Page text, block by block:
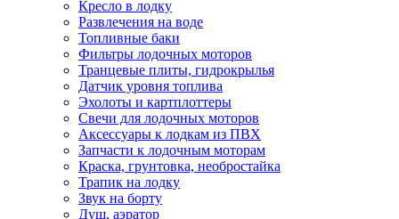
Кресло в лодку
Развлечения на воде
Топливные баки
Фильтры лодочных моторов
Транцевые плиты, гидрокрылья
Датчик уровня топлива
Эхолоты и картплоттеры
Cвечи для лодочных моторов
Аксессуары к лодкам из ПВХ
Запчасти к лодочным моторам
Краска, грунтовка, необростайка
Трапик на лодку
Звук на борту
Душ, аэратор